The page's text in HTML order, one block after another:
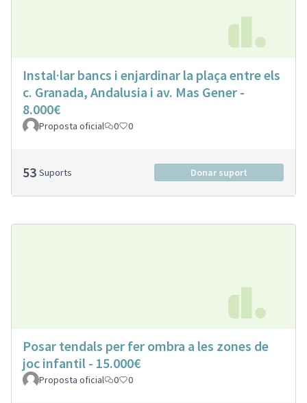
Instal·lar bancs i enjardinar la plaça entre els
c. Granada, Andalusia i av. Mas Gener -
8.000€
Proposta oficial 0 0
53 Suports Donar suport
Posar tendals per fer ombra a les zones de
joc infantil - 15.000€
Proposta oficial 0 0